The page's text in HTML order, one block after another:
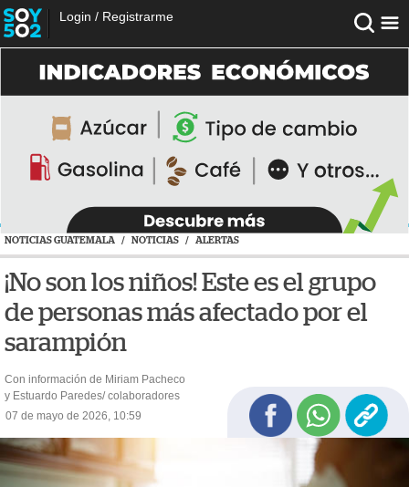
Login / Registrarme
NOTICIAS GUATEMALA / NOTICIAS / ALERTAS
¡No son los niños! Este es el grupo
de personas más afectado por el
sarampión
Con información de Miriam Pacheco
y Estuardo Paredes/ colaboradores
07 de mayo de 2026, 10:59